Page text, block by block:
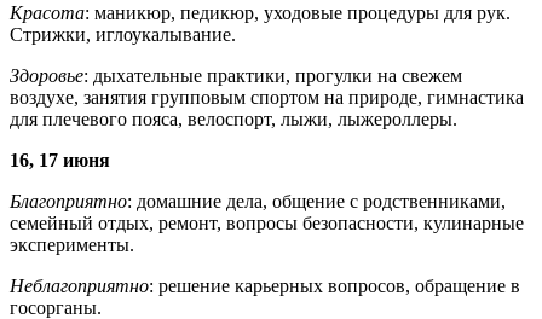
Красота: маникюр, педикюр, уходовые процедуры для рук.
Стрижки, иглоукалывание.
Здоровье: дыхательные практики, прогулки на свежем
воздухе, занятия групповым спортом на природе, гимнастика
для плечевого пояса, велоспорт, лыжи, лыжероллеры.
16, 17 июня
Благоприятно: домашние дела, общение с родственниками,
семейный отдых, ремонт, вопросы безопасности, кулинарные
эксперименты.
Неблагоприятно: решение карьерных вопросов, обращение в
госорганы.